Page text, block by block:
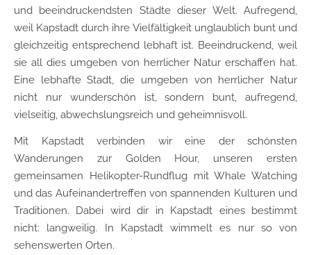
und beeindruckendsten Städte dieser Welt. Aufregend,
weil Kapstadt durch ihre Vielfältigkeit unglaublich bunt und
gleichzeitig entsprechend lebhaft ist. Beeindruckend, weil
sie all dies umgeben von herrlicher Natur erschaffen hat.
Eine lebhafte Stadt, die umgeben von herrlicher Natur
nicht nur wunderschön ist, sondern bunt, aufregend,
vielseitig, abwechslungsreich und geheimnisvoll.
Mit Kapstadt verbinden wir eine der schönsten
Wanderungen zur Golden Hour, unseren ersten
gemeinsamen Helikopter-Rundflug mit Whale Watching
und das Aufeinandertreffen von spannenden Kulturen und
Traditionen. Dabei wird dir in Kapstadt eines bestimmt
nicht: langweilig. In Kapstadt wimmelt es nur so von
sehenswerten Orten.